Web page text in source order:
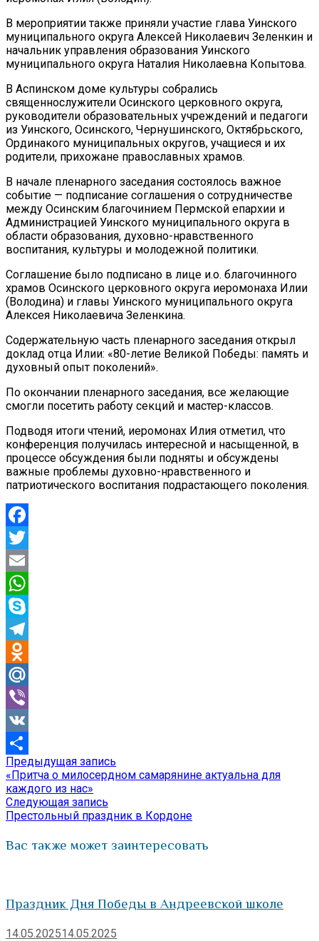
В мероприятии также приняли участие глава Уинского
муниципального округа Алексей Николаевич Зеленкин и
начальник управления образования Уинского
муниципального округа Наталия Николаевна Копытова.
В Аспинском доме культуры собрались
священнослужители Осинского церковного округа,
руководители образовательных учреждений и педагоги
из Уинского, Осинского, Чернушинского, Октябрьского,
Ординакого муниципальных округов, учащиеся и их
родители, прихожане православных храмов.
В начале пленарного заседания состоялось важное
событие — подписание соглашения о сотрудничестве
между Осинским благочинием Пермской епархии и
Администрацией Уинского муниципального округа в
области образования, духовно-нравственного
воспитания, культуры и молодежной политики.
Соглашение было подписано в лице и.о. благочинного
храмов Осинского церковного округа иеромонаха Илии
(Володина) и главы Уинского муниципального округа
Алексея Николаевича Зеленкина.
Содержательную часть пленарного заседания открыл
доклад отца Илии: «80-летие Великой Победы: память и
духовный опыт поколений».
По окончании пленарного заседания, все желающие
смогли посетить работу секций и мастер-классов.
Подводя итоги чтений, иеромонах Илия отметил, что
конференция получилась интересной и насыщенной, в
процессе обсуждения были подняты и обсуждены
важные проблемы духовно-нравственного и
патриотического воспитания подрастающего поколения.
Facebook
Twitter
Email
WhatsApp
Skype
Telegram
Odnoklassniki
Mail.Ru
Viber
VK
Отправить
Навигация
по
записям
Предыдущая запись
запись:
«Притча о милосердном самарянине актуальна для
каждого из нас»
Следующая запись
запись:
Престольный праздник в Кордоне
Вас также может заинтересовать
Праздник Дня Победы в Андреевской школе
14.05.202514.05.2025